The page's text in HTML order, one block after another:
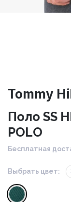
Tommy
Поло SS
POLO
Бесплатная
Выбрать цвет: